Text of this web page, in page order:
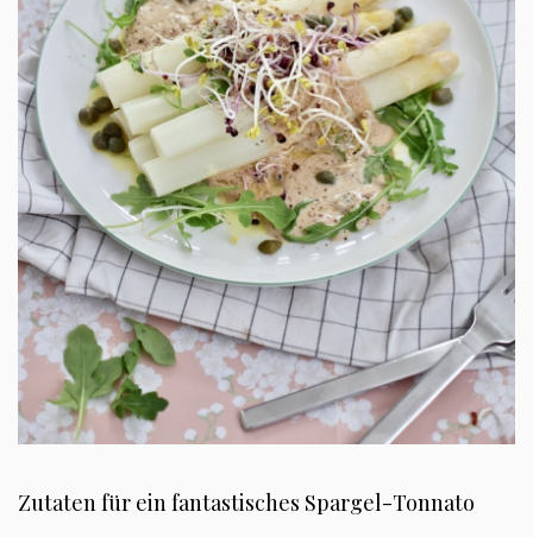
Zutaten für ein fantastisches Spargel-Tonnato